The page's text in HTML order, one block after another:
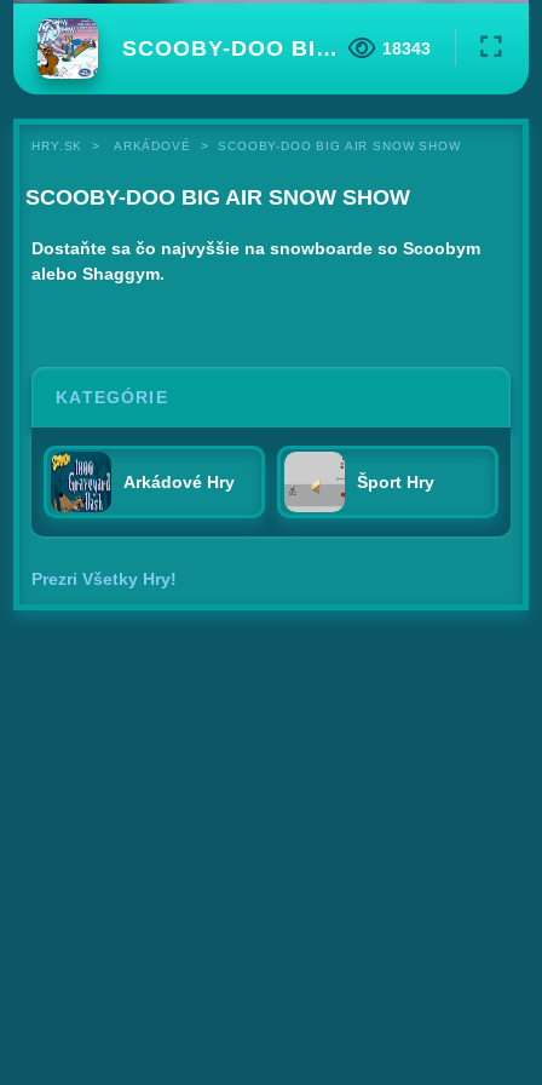
SCOOBY-DOO BIG AIR SNOW SHOW 18343
HRY.SK ARKÁDOVÉ SCOOBY-DOO BIG AIR SNOW SHOW
SCOOBY-DOO BIG AIR SNOW SHOW
Dostaňte sa čo najvyššie na snowboarde so Scoobym
alebo Shaggym.
KATEGÓRIE
Arkádové Hry Šport Hry
Prezri Všetky Hry!